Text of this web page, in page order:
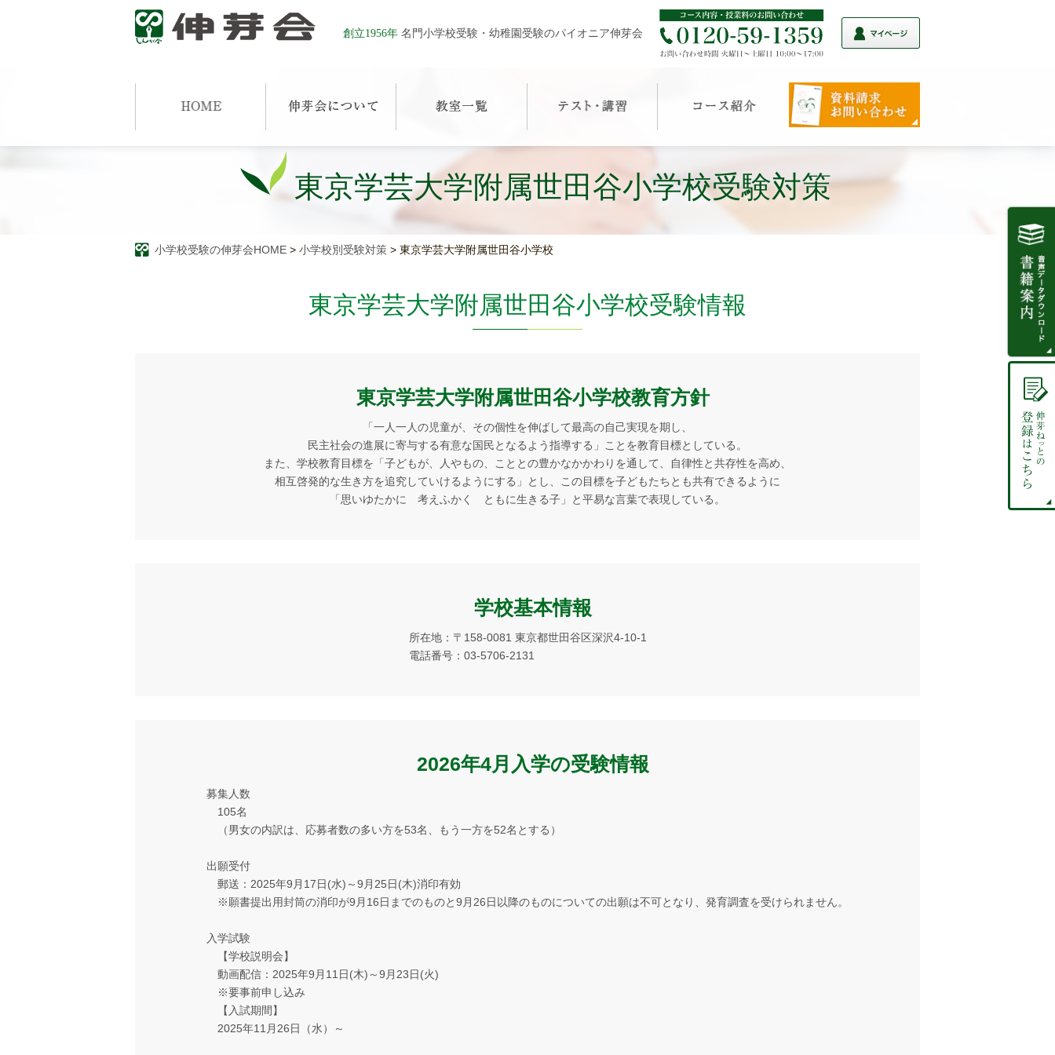
創立1956年 名門小学校受験・幼稚園受験のパイオニア伸芽会
東京学芸大学附属世田谷小学校受験対策
小学校受験の伸芽会HOME > 小学校別受験対策 > 東京学芸大学附属世田谷小学校
東京学芸大学附属世田谷小学校受験情報
東京学芸大学附属世田谷小学校教育方針
「一人一人の児童が、その個性を伸ばして最高の自己実現を期し、
民主社会の進展に寄与する有意な国民となるよう指導する」ことを教育目標としている。
また、学校教育目標を「子どもが、人やもの、こととの豊かなかかわりを通して、自律性と共存性を高め、
相互啓発的な生き方を追究していけるようにする」とし、この目標を子どもたちとも共有できるように
「思いゆたかに 考えふかく ともに生きる子」と平易な言葉で表現している。
学校基本情報
所在地：〒158-0081 東京都世田谷区深沢4-10-1
電話番号：03-5706-2131
2026年4月入学の受験情報
募集人数
105名
（男女の内訳は、応募者数の多い方を53名、もう一方を52名とする）
出願受付
郵送：2025年9月17日(水)～9月25日(木)消印有効
※願書提出用封筒の消印が9月16日までのものと9月26日以降のものについての出願は不可となり、発育調査を受けられません。
入学試験
【学校説明会】
動画配信：2025年9月11日(木)～9月23日(火)
※要事前申し込み
【入試期間】
2025年11月26日（水）～